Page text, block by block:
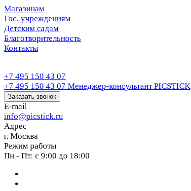
Магазинам
Гос. учреждениям
Детским садам
Благотворительность
Контакты
+7 495 150 43 07
+7 495 150 43 07 Менеджер-консультант PICSTICK
Заказать звонок
E-mail
info@picstick.ru
Адрес
г. Москва
Режим работы
Пн - Пт: с 9:00 до 18:00